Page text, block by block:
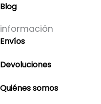
Blog
información
Envíos
Devoluciones
Quiénes somos